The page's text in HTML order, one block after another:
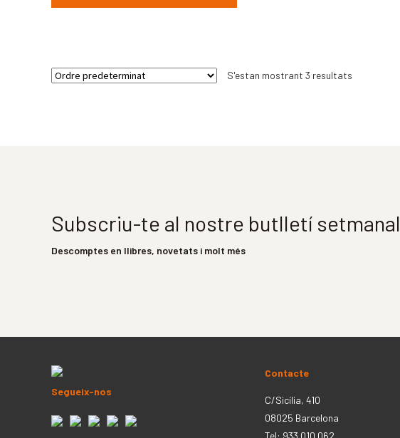
S'estan mostrant 3 resultats
Subscriu-te al nostre butlletí setmanal
Descomptes en llibres, novetats i molt més
Segueix-nos
Contacte
C/Sicília, 410
08025 Barcelona
Tel: 933 010 062